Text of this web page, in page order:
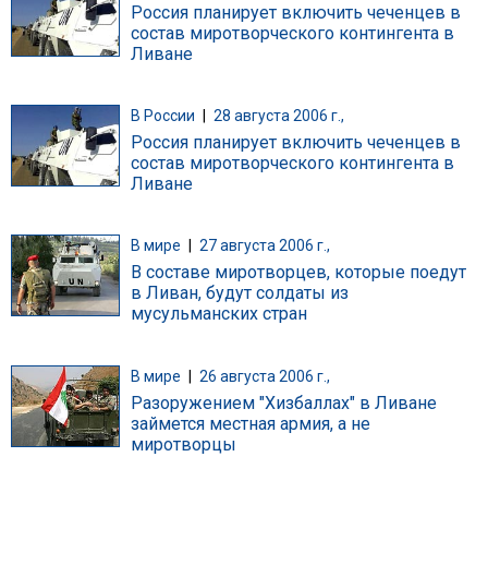
Россия планирует включить чеченцев в
состав миротворческого контингента в
Ливане
В России 28 августа 2006 г.,
Россия планирует включить чеченцев в
состав миротворческого контингента в
Ливане
В мире 27 августа 2006 г.,
В составе миротворцев, которые поедут
в Ливан, будут солдаты из
мусульманских стран
В мире | 26 августа 2006 г.,
Разоружением "Хизбаллах" в Ливане
займется местная армия, а не
миротворцы